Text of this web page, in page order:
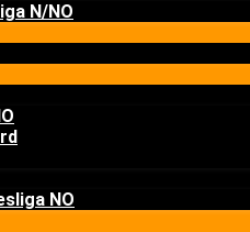
N/NO
NO